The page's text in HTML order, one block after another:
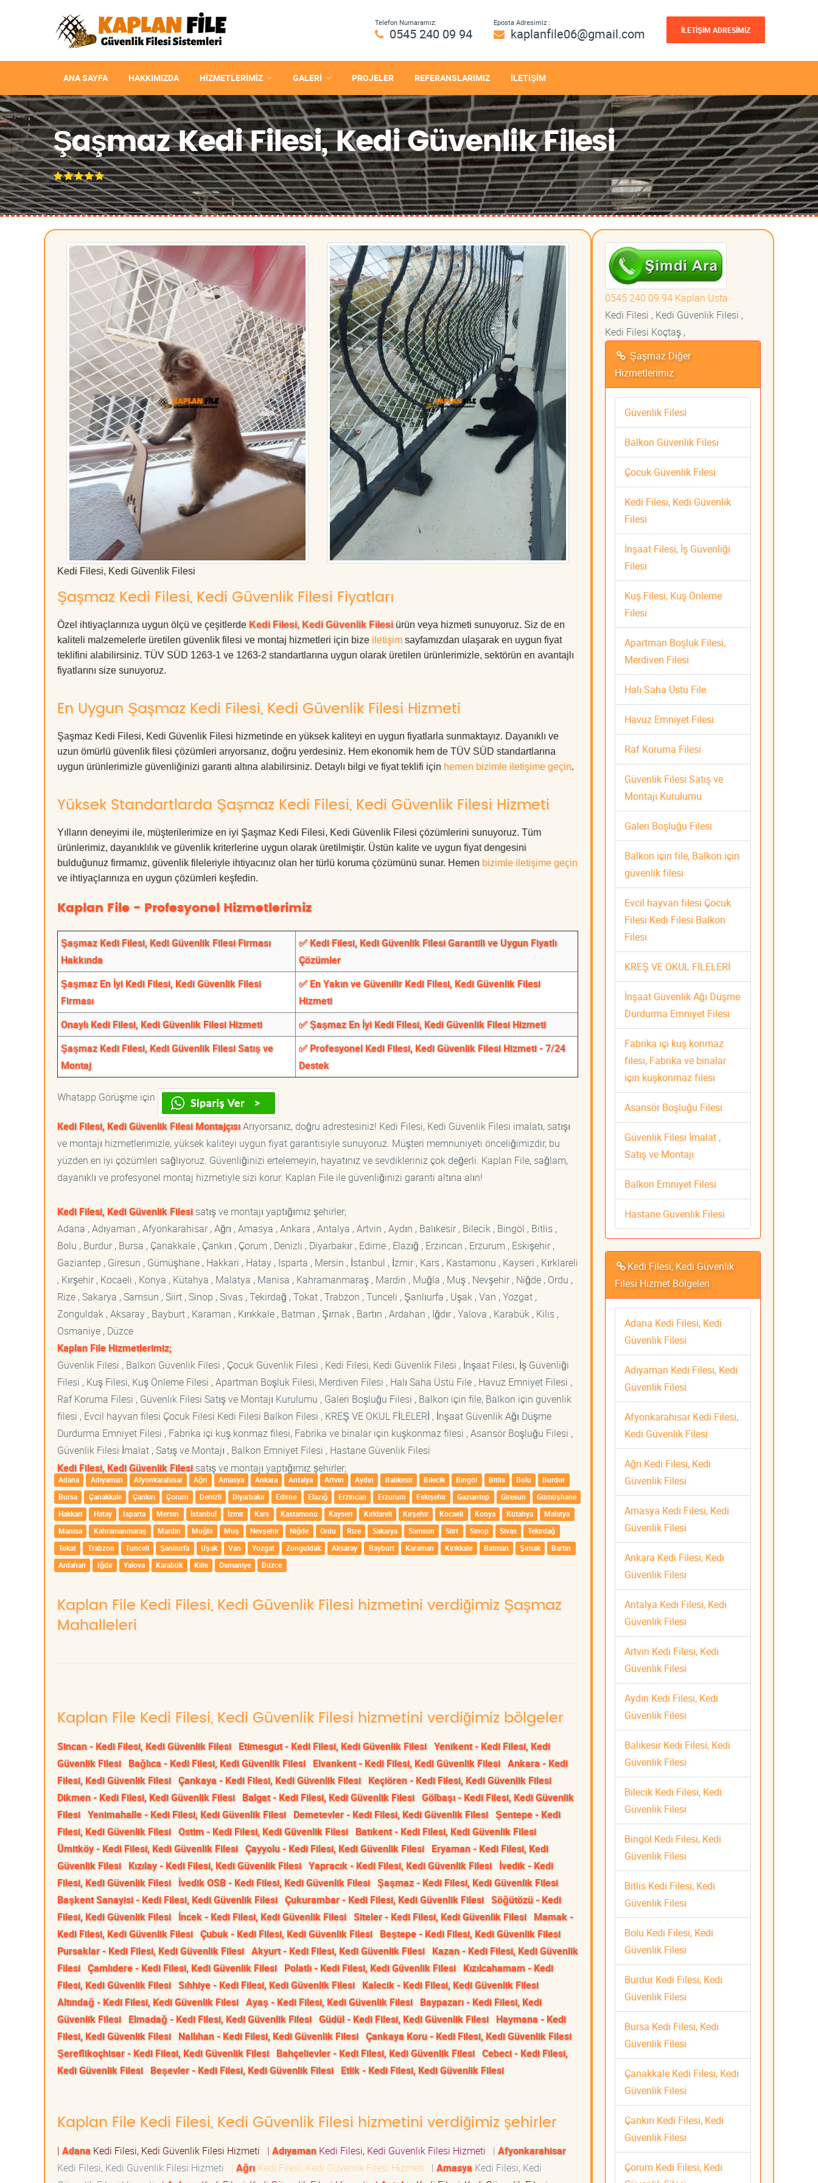
Telefon Numaramız:
0545 240 09 94
Eposta Adresimiz :
kaplanfile06@gmail.com İLETİŞİM ADRESİMİZ
ANA SAYFA HAKKIMIZDA HIZMETLERIMIZ GALERİ PROJELER REFERANSLARIMIZ İLETİŞİM
Şaşmaz Kedi Filesi, Kedi Güvenlik Filesi
Kedi Filesi, Kedi Güvenlik Filesi
Şaşmaz Kedi Filesi, Kedi Güvenlik Filesi Fiyatları
Özel ihtiyaçlarınıza uygun ölçü ve çeşitlerde Kedi Filesi, Kedi Güvenlik Filesi ürün veya hizmeti sunuyoruz. Siz de en
kaliteli malzemelerle üretilen güvenlik filesi ve montaj hizmetleri için bize iletişim sayfamızdan ulaşarak en uygun fiyat
teklifini alabilirsiniz. TÜV SÜD 1263-1 ve 1263-2 standartlarına uygun olarak üretilen ürünlerimizle, sektörün en avantajlı
fiyatlarını size sunuyoruz.
En Uygun Şaşmaz Kedi Filesi, Kedi Güvenlik Filesi Hizmeti
Şaşmaz Kedi Filesi, Kedi Güvenlik Filesi hizmetinde en yüksek kaliteyi en uygun fiyatlarla sunmaktayız. Dayanıklı ve
uzun ömürlü güvenlik filesi çözümleri arıyorsanız, doğru yerdesiniz. Hem ekonomik hem de TÜV SÜD standartlarına
uygun ürünlerimizle güvenliğinizi garanti altına alabilirsiniz. Detaylı bilgi ve fiyat teklifi için hemen bizimle iletişime geçin.
Yüksek Standartlarda Şaşmaz Kedi Filesi, Kedi Güvenlik Filesi Hizmeti
Yılların deneyimi ile, müşterilerimize en iyi Şaşmaz Kedi Filesi, Kedi Güvenlik Filesi çözümlerini sunuyoruz. Tüm
ürünlerimiz, dayanıklılık ve güvenlik kriterlerine uygun olarak üretilmiştir. Üstün kalite ve uygun fiyat dengesini
bulduğunuz firmamız, güvenlik fileleriyle ihtiyacınız olan her türlü koruma çözümünü sunar. Hemen bizimle iletişime geçin
ve ihtiyaçlarınıza en uygun çözümleri keşfedin.
Kaplan File - Profesyonel Hizmetlerimiz
Şaşmaz Kedi Filesi, Kedi Güvenlik Filesi Firması
Hakkında
✅ Kedi Filesi, Kedi Güvenlik Filesi Garantili ve Uygun Fiyatlı
Çözümler
Şaşmaz En İyi Kedi Filesi, Kedi Güvenlik Filesi
Firması
✅ En Yakın ve Güvenilir Kedi Filesi, Kedi Güvenlik Filesi
Hizmeti
Onaylı Kedi Filesi, Kedi Güvenlik Filesi Hizmeti
✅ Şaşmaz En İyi Kedi Filesi, Kedi Güvenlik Filesi Hizmeti
Şaşmaz Kedi Filesi, Kedi Güvenlik Filesi Satış ve
Montaj
✅ Profesyonel Kedi Filesi, Kedi Güvenlik Filesi Hizmeti - 7/24
Destek
Whatapp Görüşme için
Kedi Filesi, Kedi Güvenlik Filesi MontajçısıArıyorsanız, doğru adrestesiniz! Kedi Filesi, Kedi Güvenlik Filesi imalatı, satışı
ve montajı hizmetlerimizle, yüksek kaliteyi uygun fiyat garantisiyle sunuyoruz. Müşteri memnuniyeti önceliğimizdir, bu
yüzden en iyi çözümleri sağlıyoruz. Güvenliğinizi ertelemeyin, hayatınız ve sevdikleriniz çok değerli. Kaplan File, sağlam,
dayanıklı ve profesyonel montaj hizmetiyle sizi korur. Kaplan File ile güvenliğinizi garanti altına alın!
Kedi Filesi, Kedi Güvenlik Filesisatış ve montajı yaptığımız şehirler;
Adana , Adıyaman , Afyonkarahisar , Ağrı , Amasya , Ankara , Antalya , Artvin , Aydın , Balıkesir , Bilecik , Bingöl , Bitlis ,
Bolu , Burdur , Bursa , Çanakkale , Çankırı , Çorum , Denizli , Diyarbakır , Edirne , Elazığ , Erzincan , Erzurum , Eskişehir ,
Gaziantep , Giresun , Gümüşhane , Hakkari , Hatay , Isparta , Mersin , İstanbul , İzmir , Kars , Kastamonu , Kayseri , Kırklareli
, Kırşehir , Kocaeli , Konya , Kütahya , Malatya , Manisa , Kahramanmaraş , Mardin , Muğla , Muş , Nevşehir , Niğde , Ordu ,
Rize , Sakarya , Samsun , Siirt , Sinop , Sivas , Tekirdağ , Tokat , Trabzon , Tunceli , Şanlıurfa , Uşak , Van , Yozgat ,
Zonguldak , Aksaray , Bayburt , Karaman , Kırıkkale , Batman , Şırnak , Bartın , Ardahan , Iğdır , Yalova , Karabük , Kilis ,
Osmaniye , Düzce
Kaplan File Hizmetlerimiz;
Güvenlik Filesi , Balkon Güvenlik Filesi , Çocuk Güvenlik Filesi , Kedi Filesi, Kedi Güvenlik Filesi , İnşaat Filesi, İş Güvenliği
Filesi , Kuş Filesi, Kuş Önleme Filesi , Apartman Boşluk Filesi, Merdiven Filesi , Halı Saha Üstü File , Havuz Emniyet Filesi ,
Raf Koruma Filesi , Güvenlik Filesi Satış ve Montajı Kurulumu , Galeri Boşluğu Filesi , Balkon için file, Balkon için güvenlik
filesi , Evcil hayvan filesi Çocuk Filesi Kedi Filesi Balkon Filesi , KREŞ VE OKUL FİLELERİ , İnşaat Güvenlik Ağı Düşme
Durdurma Emniyet Filesi , Fabrika içi kuş konmaz filesi, Fabrika ve binalar için kuşkonmaz filesi , Asansör Boşluğu Filesi ,
Güvenlik Filesi İmalat , Satış ve Montajı , Balkon Emniyet Filesi , Hastane Güvenlik Filesi
Kedi Filesi, Kedi Güvenlik Filesisatış ve montajı yaptığımız şehirler;
Adana Adıyaman Afyonkarahisar Ağrı Amasya Ankara Antalya Artvin Aydın Balıkesir Bilecik Bingöl Bitlis Bolu
Burdur
Bursa
Çanakkale Çankırı Çorum Denizli Diyarbakır Edirne Elazığ Erzincan Erzurum Eskişehir Gaziantep Giresun
Gümüşhane
Hakkari
Hatay Isparta Mersin İstanbul İzmir Kars Kastamonu Kayseri Kırklareli Kırşehir Kocaeli Konya Kütahya
Malatya
Manisa
Kahramanmaraş Mardin Muğla Muş Nevşehir Niğde Ordu Rize Sakarya Samsun Siirt Sinop Sivas
Tekirdağ
Tokat
Trabzon Tunceli Şanlıurfa Uşak Van Yozgat Zonguldak Aksaray Bayburt Karaman Kırıkkale Batman Şırnak
Bartın
Ardahan
Iğdır Yalova Karabük Kilis Osmaniye Düzce
Kaplan File Kedi Filesi, Kedi Güvenlik Filesi hizmetini verdiğimiz Şaşmaz
Mahalleleri
Kaplan File Kedi Filesi, Kedi Güvenlik Filesi hizmetini verdiğimiz bölgeler
Sincan - Kedi Filesi, Kedi Güvenlik Filesi Etimesgut - Kedi Filesi, Kedi Güvenlik Filesi Yenikent - Kedi Filesi, Kedi
Güvenlik Filesi Bağlıca - Kedi Filesi, Kedi Güvenlik Filesi Elvankent - Kedi Filesi, Kedi Güvenlik Filesi Ankara - Kedi
Filesi, Kedi Güvenlik Filesi Çankaya - Kedi Filesi, Kedi Güvenlik Filesi Keçiören - Kedi Filesi, Kedi Güvenlik Filesi
Dikmen - Kedi Filesi, Kedi Güvenlik Filesi Balgat - Kedi Filesi, Kedi Güvenlik Filesi Gölbaşı - Kedi Filesi, Kedi Güvenlik
Filesi Yenimahalle - Kedi Filesi, Kedi Güvenlik Filesi Demetevler - Kedi Filesi, Kedi Güvenlik Filesi Şentepe - Kedi
Filesi, Kedi Güvenlik Filesi Ostim - Kedi Filesi, Kedi Güvenlik Filesi Batıkent - Kedi Filesi, Kedi Güvenlik Filesi
Ümitköy - Kedi Filesi, Kedi Güvenlik Filesi Çayyolu - Kedi Filesi, Kedi Güvenlik Filesi Eryaman - Kedi Filesi, Kedi
Güvenlik Filesi Kızılay - Kedi Filesi, Kedi Güvenlik Filesi Yapracık - Kedi Filesi, Kedi Güvenlik Filesi İvedik - Kedi
Filesi, Kedi Güvenlik Filesi İvedik OSB - Kedi Filesi, Kedi Güvenlik Filesi Şaşmaz - Kedi Filesi, Kedi Güvenlik Filesi
Başkent Sanayisi - Kedi Filesi, Kedi Güvenlik Filesi Çukurambar - Kedi Filesi, Kedi Güvenlik Filesi Söğütözü - Kedi
Filesi, Kedi Güvenlik Filesi İncek - Kedi Filesi, Kedi Güvenlik Filesi Siteler - Kedi Filesi, Kedi Güvenlik Filesi Mamak -
Kedi Filesi, Kedi Güvenlik Filesi Çubuk - Kedi Filesi, Kedi Güvenlik Filesi Beştepe - Kedi Filesi, Kedi Güvenlik Filesi
Pursaklar - Kedi Filesi, Kedi Güvenlik Filesi Akyurt - Kedi Filesi, Kedi Güvenlik Filesi Kazan - Kedi Filesi, Kedi Güvenlik
Filesi Çamlıdere - Kedi Filesi, Kedi Güvenlik Filesi Polatlı - Kedi Filesi, Kedi Güvenlik Filesi Kızılcahamam - Kedi
Filesi, Kedi Güvenlik Filesi Sıhhiye - Kedi Filesi, Kedi Güvenlik Filesi Kalecik - Kedi Filesi, Kedi Güvenlik Filesi
Altındağ - Kedi Filesi, Kedi Güvenlik Filesi Ayaş - Kedi Filesi, Kedi Güvenlik Filesi Baypazarı - Kedi Filesi, Kedi
Güvenlik Filesi Elmadağ - Kedi Filesi, Kedi Güvenlik Filesi Güdül - Kedi Filesi, Kedi Güvenlik Filesi Haymana - Kedi
Filesi, Kedi Güvenlik Filesi Nallıhan - Kedi Filesi, Kedi Güvenlik Filesi Çankaya Koru - Kedi Filesi, Kedi Güvenlik Filesi
Şereflikoçhisar - Kedi Filesi, Kedi Güvenlik Filesi Bahçelievler - Kedi Filesi, Kedi Güvenlik Filesi Cebeci - Kedi Filesi,
Kedi Güvenlik Filesi Beşevler - Kedi Filesi, Kedi Güvenlik Filesi Etlik - Kedi Filesi, Kedi Güvenlik Filesi
Kaplan File Kedi Filesi, Kedi Güvenlik Filesi hizmetini verdiğimiz şehirler
| Adana Kedi Filesi, Kedi Güvenlik Filesi Hizmeti | AdıyamanKedi Filesi, Kedi Güvenlik Filesi Hizmeti | Afyonkarahisar
Kedi Filesi, Kedi Güvenlik Filesi Hizmeti
| AğrıKedi Filesi, Kedi Güvenlik Filesi Hizmeti | Amasya Kedi Filesi, Kedi
0545 240 09 94 Kaplan Usta
Kedi Filesi , Kedi Güvenlik Filesi ,
Kedi Filesi Koçtaş ,
Şaşmaz Diğer
Hizmetlerimiz
Güvenlik Filesi
Balkon Güvenlik Filesi
Çocuk Güvenlik Filesi
Kedi Filesi, Kedi Güvenlik
Filesi
İnşaat Filesi, İş Güvenliği
Filesi
Kuş Filesi, Kuş Önleme
Filesi
Apartman Boşluk Filesi,
Merdiven Filesi
Halı Saha Üstü File
Havuz Emniyet Filesi
Raf Koruma Filesi
Güvenlik Filesi Satış ve
Montajı Kurulumu
Galeri Boşluğu Filesi
Balkon için file, Balkon için
güvenlik filesi
Evcil hayvan filesi Çocuk
Filesi Kedi Filesi Balkon
Filesi
KREŞ VE OKUL FİLELERİ
İnşaat Güvenlik Ağı Düşme
Durdurma Emniyet Filesi
Fabrika içi kuş konmaz
filesi, Fabrika ve binalar
için kuşkonmaz filesi
Asansör Boşluğu Filesi
Güvenlik Filesi İmalat ,
Satış ve Montajı
Balkon Emniyet Filesi
Hastane Güvenlik Filesi
Kedi Filesi, Kedi Güvenlik
Filesi Hizmet Bölgeleri
Adana Kedi Filesi, Kedi
Güvenlik Filesi
Adıyaman Kedi Filesi, Kedi
Güvenlik Filesi
Afyonkarahisar Kedi Filesi,
Kedi Güvenlik Filesi
Ağrı Kedi Filesi, Kedi
Güvenlik Filesi
Amasya Kedi Filesi, Kedi
Güvenlik Filesi
Ankara Kedi Filesi, Kedi
Güvenlik Filesi
Antalya Kedi Filesi, Kedi
Güvenlik Filesi
Artvin Kedi Filesi, Kedi
Güvenlik Filesi
Aydın Kedi Filesi, Kedi
Güvenlik Filesi
Balıkesir Kedi Filesi, Kedi
Güvenlik Filesi
Bilecik Kedi Filesi, Kedi
Güvenlik Filesi
Bingöl Kedi Filesi, Kedi
Güvenlik Filesi
Bitlis Kedi Filesi, Kedi
Güvenlik Filesi
Bolu Kedi Filesi, Kedi
Güvenlik Filesi
Burdur Kedi Filesi, Kedi
Güvenlik Filesi
Bursa Kedi Filesi, Kedi
Güvenlik Filesi
Çanakkale Kedi Filesi, Kedi
Güvenlik Filesi
Çankırı Kedi Filesi, Kedi
Güvenlik Filesi
Çorum Kedi Filesi, Kedi